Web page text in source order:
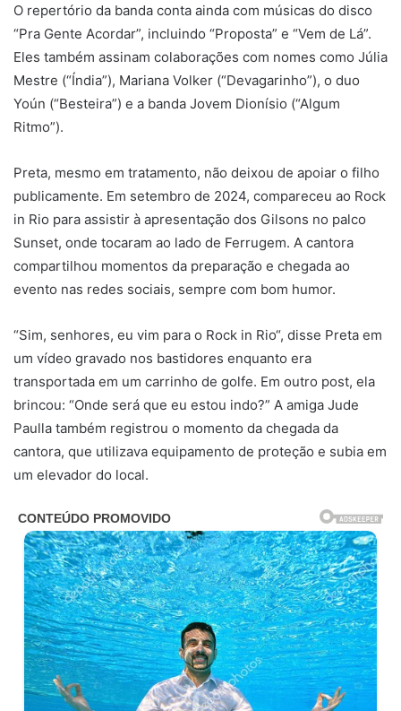
O repertório da banda conta ainda com músicas do disco
“Pra Gente Acordar”, incluindo “Proposta” e “Vem de Lá”.
Eles também assinam colaborações com nomes como Júlia
Mestre (“Índia”), Mariana Volker (“Devagarinho”), o duo
Yoún (“Besteira”) e a banda Jovem Dionísio (“Algum
Ritmo”).
Preta, mesmo em tratamento, não deixou de apoiar o filho
publicamente. Em setembro de 2024, compareceu ao Rock
in Rio para assistir à apresentação dos Gilsons no palco
Sunset, onde tocaram ao lado de Ferrugem. A cantora
compartilhou momentos da preparação e chegada ao
evento nas redes sociais, sempre com bom humor.
“Sim, senhores, eu vim para o Rock in Rio“, disse Preta em
um vídeo gravado nos bastidores enquanto era
transportada em um carrinho de golfe. Em outro post, ela
brincou: “Onde será que eu estou indo?” A amiga Jude
Paulla também registrou o momento da chegada da
cantora, que utilizava equipamento de proteção e subia em
um elevador do local.